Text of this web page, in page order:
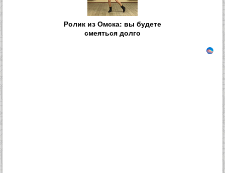
Ролик из Омска: вы будете
смеяться долго